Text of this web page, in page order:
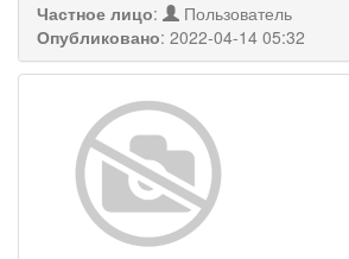
Частное лицо:
Пользователь
Опубликовано: 2022-04-14 05:32